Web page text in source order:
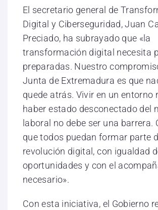
El secretario general de
Digital y Ciberseguridad, Juan
Preciado, ha subrayado que «la
transformación digital necesita
preparadas. Nuestro
Junta de Extremadura es que
quede atrás. Vivir en un entorno
haber estado desconectado del
laboral no debe ser una barrera.
que todos puedan formar parte
revolución digital, con igualdad
oportunidades y con el
necesario».
Con esta iniciativa, el Gobierno